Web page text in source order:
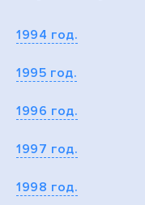
1994 год.
1995 год.
1996 год.
1997 год.
1998 год.